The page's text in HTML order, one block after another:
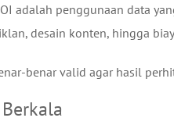
adalah penggunaan data
desain konten, hingga
benar valid agar hasil